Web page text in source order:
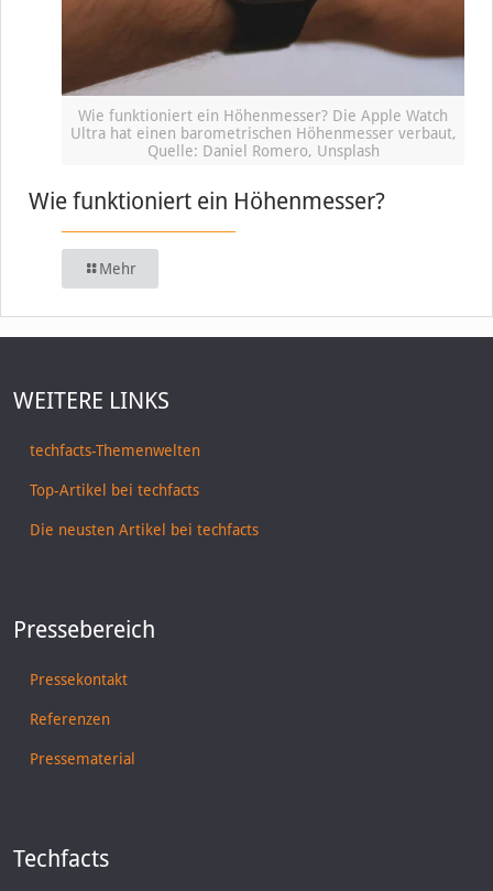
Wie funktioniert ein Höhenmesser? Die Apple Watch
Ultra hat einen barometrischen Höhenmesser verbaut,
Quelle: Daniel Romero, Unsplash
Wie funktioniert ein Höhenmesser?
Mehr
WEITERE LINKS
techfacts-Themenwelten
Top-Artikel bei techfacts
Die neusten Artikel bei techfacts
Pressebereich
Pressekontakt
Referenzen
Pressematerial
Techfacts